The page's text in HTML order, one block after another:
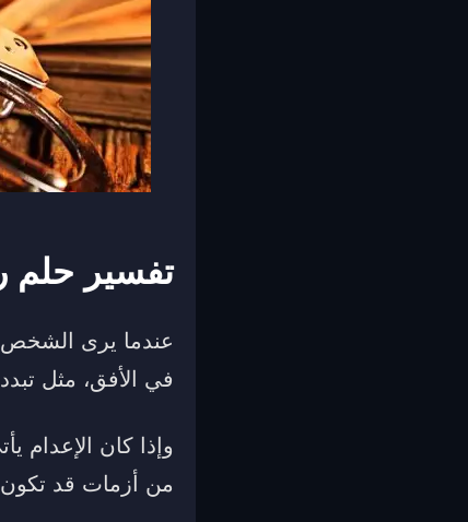
تفسير
عندما يرى الشخص
في الأفق، مثل
وإذا كان الإعدام
من أزمات قد تكون